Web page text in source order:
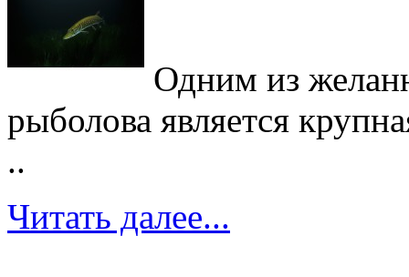
Одним из
рыболова является
..
Читать далее...